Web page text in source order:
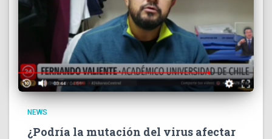
NEWS
¿Podría la mutación del virus afectar